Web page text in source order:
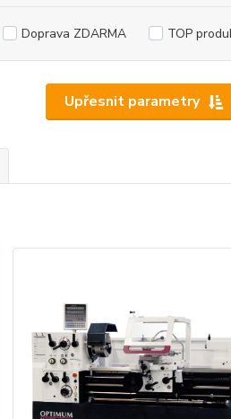
Upřesnit parametry
Doprava ZDARMA TOP